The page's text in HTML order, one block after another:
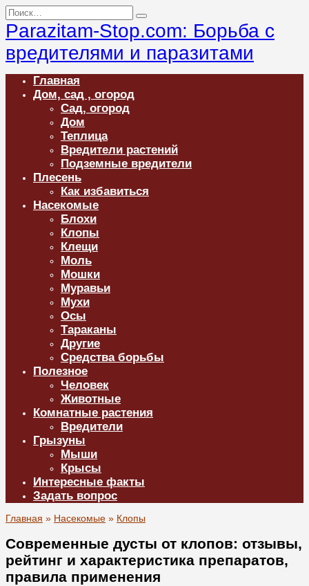
Перейти
к
содержанию
Search
for:
Parazitam-Stop.com: Борьба с
вредителями и паразитами
Главная
Дом, сад , огород
Сад, огород
Дом
Теплица
Вредители растений
Подземные вредители
Плесень
Как избавиться
Насекомые
Блохи
Клопы
Клещи
Моль
Мошки
Муравьи
Мухи
Осы
Тараканы
Другие
Средства борьбы
Полезное
Человек
Животные
Комнатные растения
Вредители
Грызуны
Мыши
Крысы
Интересные факты
Задать вопрос
Главная » Насекомые » Клопы
Современные дусты от клопов: отзывы,
рейтинг и характеристика препаратов,
правила применения